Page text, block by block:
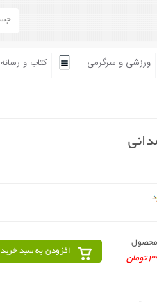
ورزشی و سرگرمی کتاب و رسانه
افزودن به سبد خرید